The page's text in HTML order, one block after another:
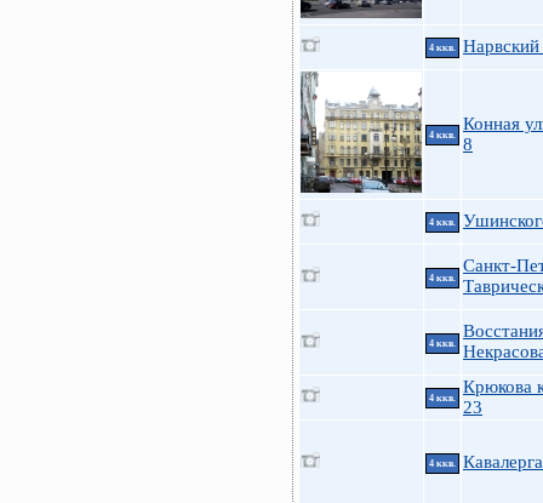
4 ккв.
4 ккв.
Конная
8
4 ккв.
4 ккв.
Санкт-
4 ккв.
4 ккв.
Крюкова
23
4 ккв.